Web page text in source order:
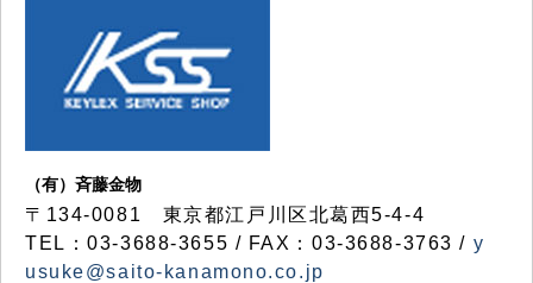
（有）斉藤金物
〒134-0081 東京都江戸川区北葛西5-4-4
TEL：03-3688-3655 / FAX：03-3688-3763 / y
usuke@saito-kanamono.co.jp